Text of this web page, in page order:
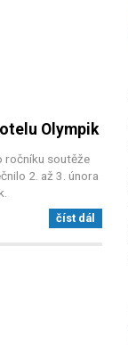
Olympik
ročníku soutěže
2. až 3. února
číst dál